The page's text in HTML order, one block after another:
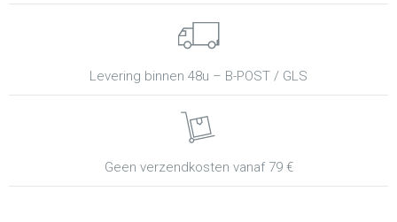
Levering binnen 48u – B-POST / GLS
Geen verzendkosten vanaf 79 €